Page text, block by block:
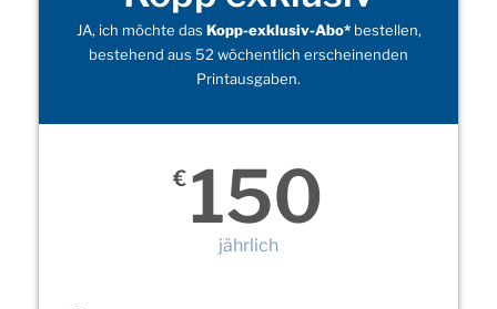
JA, ich möchte das Kopp-exklusiv-Abo*bestellen,
bestehend aus 52 wöchentlich erscheinenden
Printausgaben.
€ 150
jährlich